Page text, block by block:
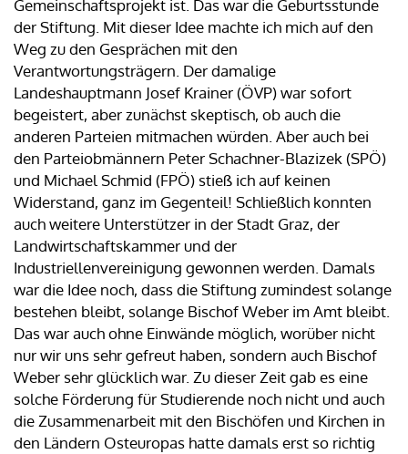
Gemeinschaftsprojekt ist. Das war die Geburtsstunde
der Stiftung. Mit dieser Idee machte ich mich auf den
Weg zu den Gesprächen mit den
Verantwortungsträgern. Der damalige
Landeshauptmann Josef Krainer (ÖVP) war sofort
begeistert, aber zunächst skeptisch, ob auch die
anderen Parteien mitmachen würden. Aber auch bei
den Parteiobmännern Peter Schachner-Blazizek (SPÖ)
und Michael Schmid (FPÖ) stieß ich auf keinen
Widerstand, ganz im Gegenteil! Schließlich konnten
auch weitere Unterstützer in der Stadt Graz, der
Landwirtschaftskammer und der
Industriellenvereinigung gewonnen werden. Damals
war die Idee noch, dass die Stiftung zumindest solange
bestehen bleibt, solange Bischof Weber im Amt bleibt.
Das war auch ohne Einwände möglich, worüber nicht
nur wir uns sehr gefreut haben, sondern auch Bischof
Weber sehr glücklich war. Zu dieser Zeit gab es eine
solche Förderung für Studierende noch nicht und auch
die Zusammenarbeit mit den Bischöfen und Kirchen in
den Ländern Osteuropas hatte damals erst so richtig